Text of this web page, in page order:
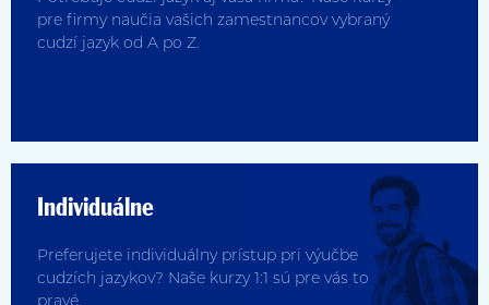
pre firmy naučia vašich zamestnancov vybraný
cudzí jazyk od A po Z.
Individuálne
Preferujete individuálny prístup pri výučbe
cudzích jazykov? Naše kurzy 1:1 sú pre vás to
pravé.